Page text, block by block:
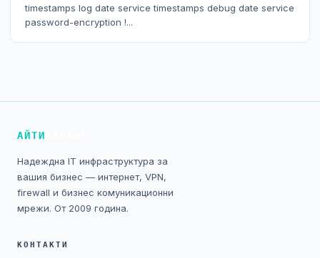
Колокация на сървъри
Абонаментна IT поддръжка
Правна информация
GDPR
timestamps log date service timestamps debug date service
password-encryption !...
АЙТИ
Надеждна IT инфраструктура за
вашия бизнес — интернет, VPN,
firewall и бизнес комуникационни
мрежи. От 2009 година.
КОНТАКТИ